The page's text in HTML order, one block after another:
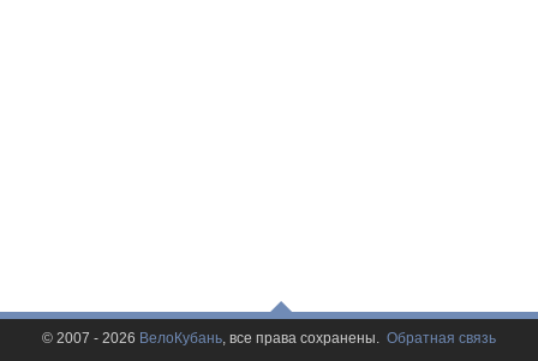
© 2007 - 2026 ВелоКубань, все права сохранены. Обратная связь